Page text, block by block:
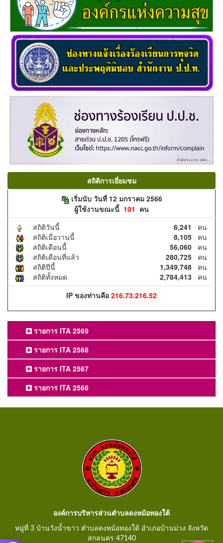
สถิติการเยี่ยมชม
เริ่มนับ วันที่ 12 มกราคม 2566
ผู้ใช้งานขณะนี้ 101 คน
สถิติวันนี้
6,241 คน
สถิติเมื่อวานนี้
8,105 คน
สถิติเดือนนี้
56,060 คน
สถิติเดือนที่แล้ว
280,725 คน
สถิติปีนี้
1,349,748 คน
สถิติทั้งหมด
2,784,413 คน
IP ของท่านคือ 216.73.216.52
รายการ ITA 2569
รายการ ITA 2568
รายการ ITA 2567
รายการ ITA 2566
องค์การบริหารส่วนตำบลดงหม้อทองใต้
หมู่ที่ 3 บ้านวังน้ำขาว ตำบลดงหม้อทองใต้ อำเภอบ้านม่วง จังหวัด
สกลนคร 47140